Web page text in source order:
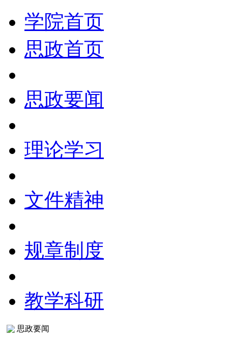
学院首页
思政首页
思政要闻
理论学习
文件精神
规章制度
教学科研
思政要闻